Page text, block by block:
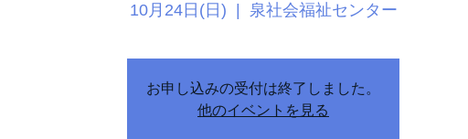
10月24日(日) 泉社会福祉センター
お申し込みの受付は終了しました。
他のイベントを見る